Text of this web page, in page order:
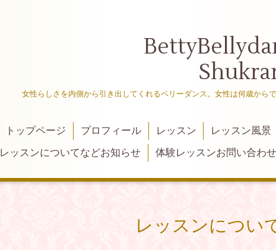
女性らしさを内側から引き出してくれるベリーダンス。女性は何歳から
トップページ プロフィール レッスン レッスン風
レッスンについてなどお知らせ
体験レッスンお問い合わ
レッスンについ